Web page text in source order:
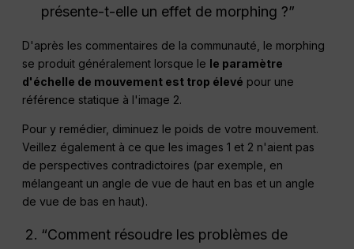
présente-t-elle un effet de morphing ?”
D'après les commentaires de la communauté, le morphing
se produit généralement lorsque le le paramètre
d'échelle de mouvement est trop élevé pour une
référence statique à l'image 2.
Pour y remédier, diminuez le poids de votre mouvement.
Veillez également à ce que les images 1 et 2 n'aient pas
de perspectives contradictoires (par exemple, en
mélangeant un angle de vue de haut en bas et un angle
de vue de bas en haut).
“Comment résoudre les problèmes de